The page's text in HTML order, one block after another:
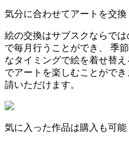
気分に合わせてアートを交換
絵の交換はサブスクならで
で毎月行うことができ、 季
なタイミングで絵を着せ替
でアートを楽しむことがで
請いただけます。
気に入った作品は購入も可能